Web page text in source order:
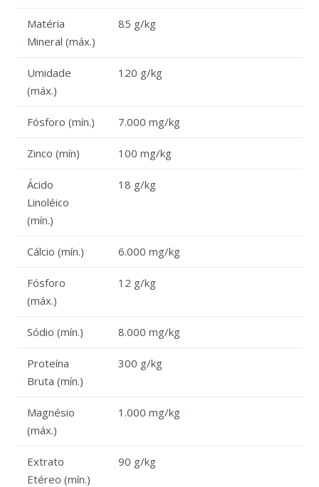
Matéria
Mineral (máx.)
85 g/kg
Umidade
(máx.)
120 g/kg
Fósforo (mín.) 7.000 mg/kg
Zinco (mín) 100 mg/kg
Ácido
Linoléico
(mín.)
18 g/kg
Cálcio (mín.) 6.000 mg/kg
Fósforo
(máx.)
12 g/kg
Sódio (mín.) 8.000 mg/kg
Proteína
Bruta (mín.)
300 g/kg
Magnésio
(máx.)
1.000 mg/kg
Extrato
Etéreo (mín.)
90 g/kg